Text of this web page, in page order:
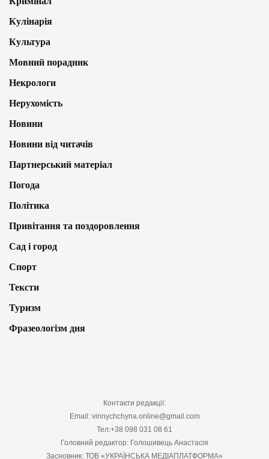
Кулінарія
Культура
Мовний порадник
Некрологи
Нерухомість
Новини
Новини від читачів
Партнерський матеріал
Погода
Політика
Привітання та поздоровлення
Сад і город
Спорт
Тексти
Туризм
Фразеологізм дня
Контакти редакції:
Email: vinnychchyna.online@gmail.com
Тел:+38 098 031 08 61
Головний редактор: Голошивець Анастасія
Засновник: ТОВ «УКРАЇНСЬКА МЕДІАПЛАТФОРМА»